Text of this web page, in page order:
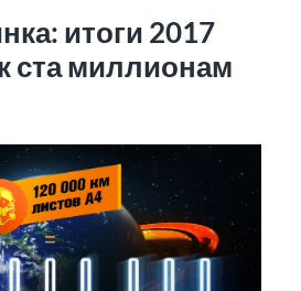
итоги 2017
ста миллионам